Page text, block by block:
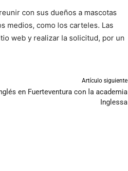
con sus dueños a mascotas
medios, como los carteles. Las
web y realizar la solicitud, por un
Artículo siguiente
en Fuerteventura con la academia
Inglessa